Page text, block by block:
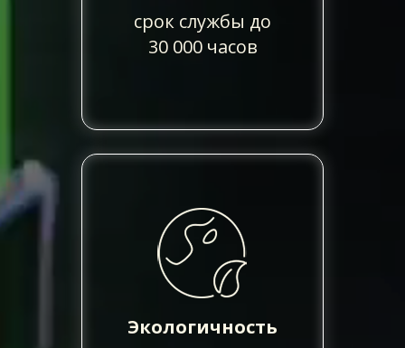
срок службы до
30 000 часов
Экологичность